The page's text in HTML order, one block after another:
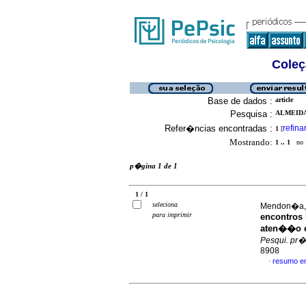
Base de dados : article
Pesquisa :
Refer�ncias encontradas : 1 [refinar
Mostrando: 1 .. 1 no
p�gina 1 de 1
1 / 1
seleciona
para imprimir
encontros
aten��o
Pesqui.
8908
· resumo